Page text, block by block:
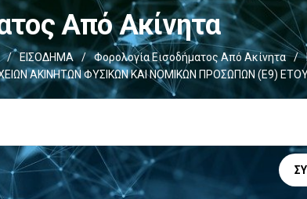
Από Ακίνητα
/ ΕΙΣΟΔΗΜΑ / Φορολογία Εισοδήματος Από Ακίνητα /
ΑΚΙΝΗΤΩΝ ΦΥΣΙΚΩΝ ΚΑΙ ΝΟΜΙΚΩΝ ΠΡΟΣΩΠΩΝ (Ε9)